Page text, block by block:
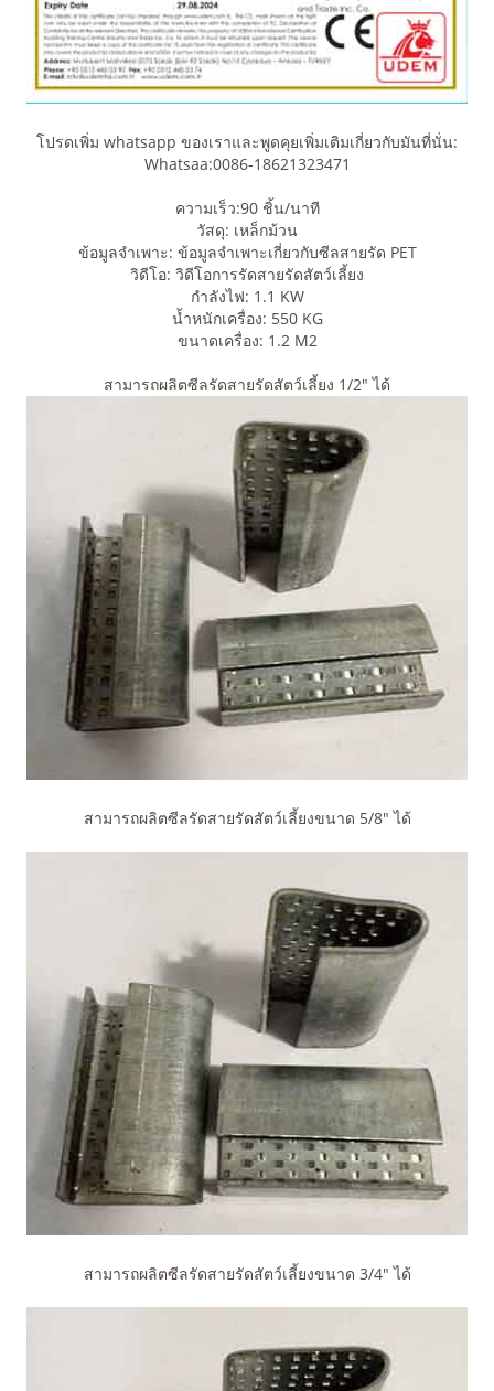
โปรดเพิ่ม whatsapp ของเราและพูดคุยเพิ่มเติมเกี่ยวกับมันที่นั่น:
Whatsaa:0086-18621323471
ความเร็ว:90 ชิ้น/นาที
วัสดุ: เหล็กม้วน
ข้อมูลจำเพาะ: ข้อมูลจำเพาะเกี่ยวกับซีลสายรัด PET
วิดีโอ: วิดีโอการรัดสายรัดสัตว์เลี้ยง
กำลังไฟ: 1.1 KW
น้ำหนักเครื่อง: 550 KG
ขนาดเครื่อง: 1.2 M2
สามารถผลิตซีลรัดสายรัดสัตว์เลี้ยง 1/2" ได้
สามารถผลิตซีลรัดสายรัดสัตว์เลี้ยงขนาด 5/8" ได้
สามารถผลิตซีลรัดสายรัดสัตว์เลี้ยงขนาด 3/4" ได้